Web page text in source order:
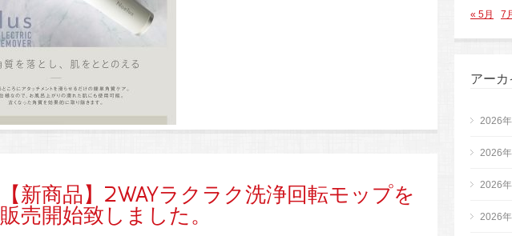
【新商品】2WAYラクラク洗浄回転モップを
販売開始致しました。
« 5月 7
アーカ
2026
2026
2026
2026